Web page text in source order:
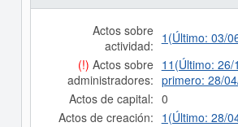
Actos sobre
actividad: 1(Último: 03/
(!) Actos sobre
administradores:
11(Último: 26/
primero: 28/
Actos de capital: 0
Actos de creación: 1(Último: 28/